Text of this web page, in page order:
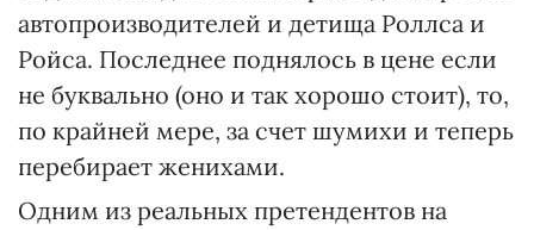
автопроизводителей и детища Роллса и
Ройса. Последнее поднялось в цене если
не буквально (оно и так хорошо стоит), то,
по крайней мере, за счет шумихи и теперь
перебирает женихами.
Одним из реальных претендентов на